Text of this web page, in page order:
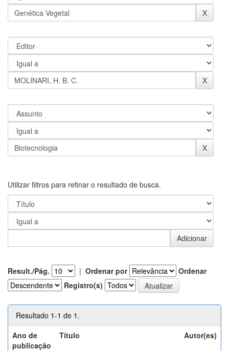
Utilizar filtros para refinar o resultado de busca.
Result./Pág. | Ordenar por
Ordenar
Registro(s)
Resultado 1-1 de 1.
Ano de
publicação
Título Autor(es)